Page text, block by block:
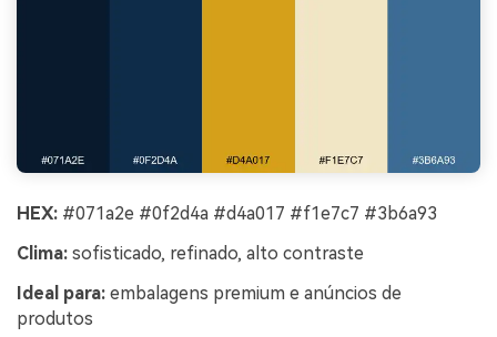
HEX: #071a2e #0f2d4a #d4a017 #f1e7c7 #3b6a93
Clima: sofisticado, refinado, alto contraste
Ideal para: embalagens premium e anúncios de
produtos